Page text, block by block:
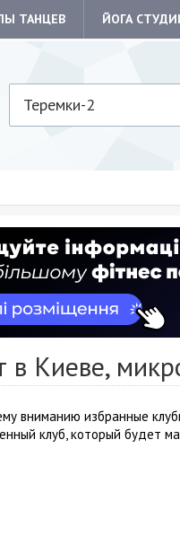
ТАНЦЕВ ЙОГА
Теремки-2
в Киеве,
вниманию избранные
клуб, который будет